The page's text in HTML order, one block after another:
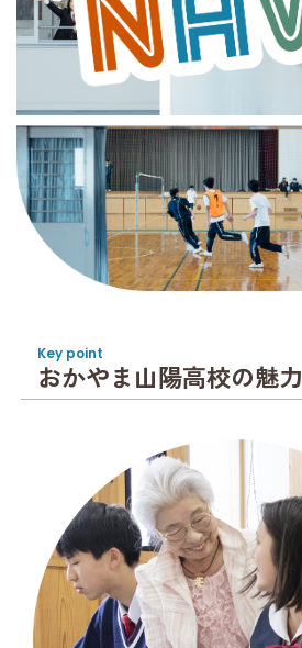
Key point
おかやま山陽高校の魅力